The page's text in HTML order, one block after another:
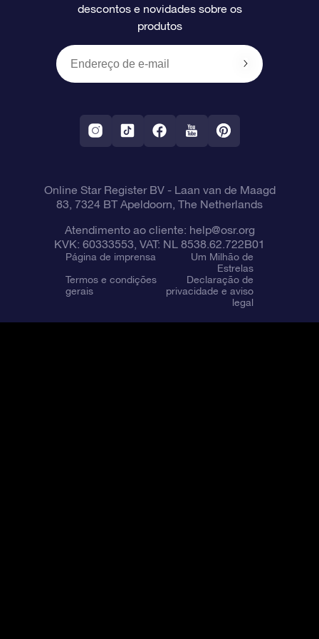
Presentes corporativos
Um Milhão de Estrelas
OSR Starsaver
Aplicativo RV Fly me to the stars
Política de devolução
Constelações
descontos e novidades sobre os
produtos
Online Star Register BV- Laan van de Maagd
83, 7324 BT Apeldoorn, The Netherlands
Atendimento ao cliente: help@osr.org
KVK: 60333553, VAT: NL 8538.62.722B01
Página de imprensa
Um Milhão de
Estrelas
Termos e condições
gerais
Declaração de
privacidade e aviso
legal